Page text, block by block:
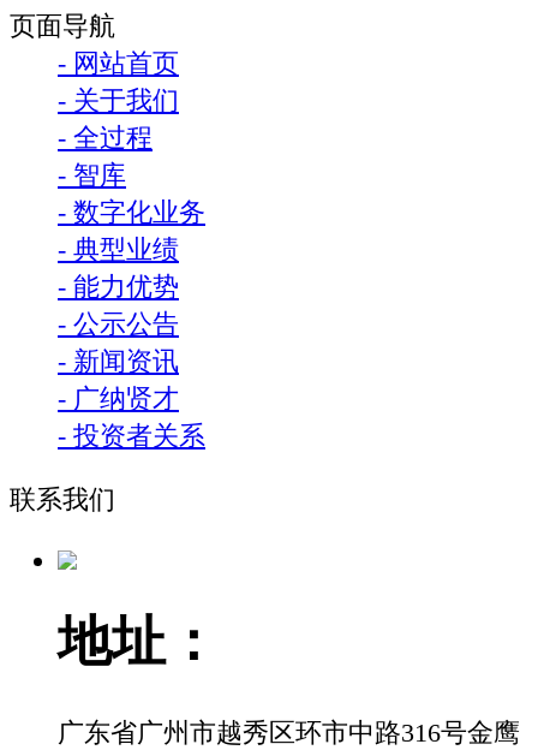
页面导航
- 网站首页
- 关于我们
- 全过程
- 智库
- 数字化业务
- 典型业绩
- 能力优势
- 公示公告
- 新闻资讯
- 广纳贤才
- 投资者关系
联系我们
地址：
广东省广州市越秀区环市中路316号金鹰